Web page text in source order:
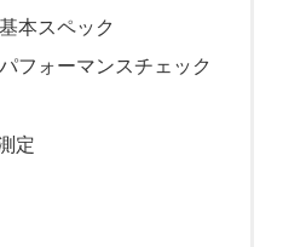
本スペック
フォーマンスチェック
定